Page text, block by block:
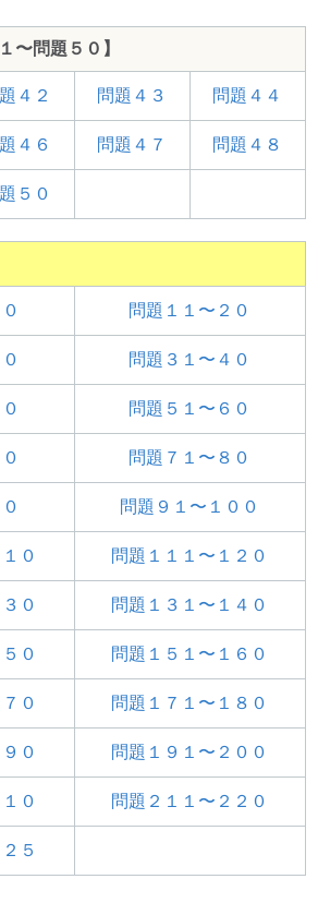
〜問題５０】
４２ 問題４３ 問題４４
４６ 問題４７ 問題４８
５０
問題１１〜２０
問題３１〜４０
問題５１〜６０
問題７１〜８０
問題９１〜１００
０ 問題１１１〜１２０
０ 問題１３１〜１４０
０ 問題１５１〜１６０
０ 問題１７１〜１８０
０ 問題１９１〜２００
０ 問題２１１〜２２０
５